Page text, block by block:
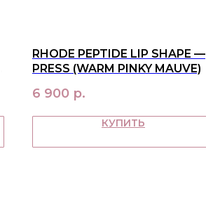
RHODE PEPTIDE LIP SHAPE —
PRESS (WARM PINKY MAUVE)
6 900 р.
КУПИТЬ